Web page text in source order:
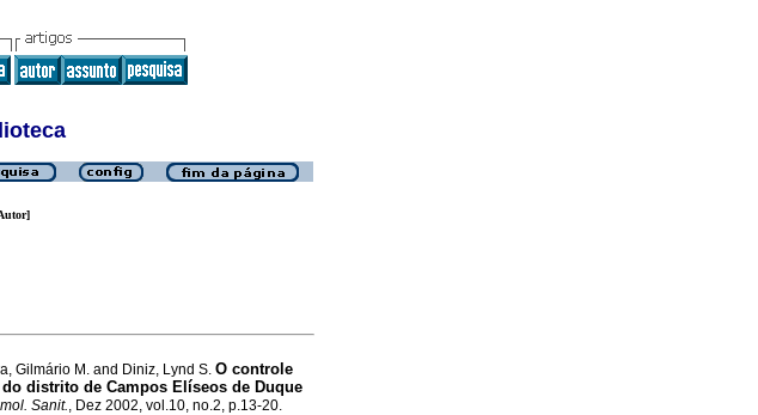
Gilmário M. and Diniz, Lynd S. O controle
distrito de Campos Elíseos de Duque
Sanit., Dez 2002, vol.10, no.2, p.13-20.